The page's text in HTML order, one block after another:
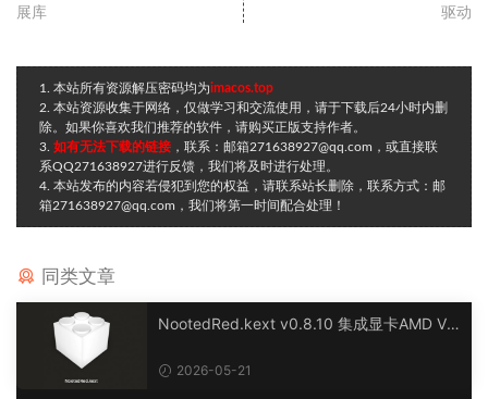
展库
驱动
1. 本站所有资源解压密码均为imacos.top
2. 本站资源收集于网络，仅做学习和交流使用，请于下载后24小时内删
除。如果你喜欢我们推荐的软件，请购买正版支持作者。
3. 如有无法下载的链接 ，联系：邮箱271638927@qq.com，或直接联
系QQ271638927进行反馈，我们将及时进行处理。
4. 本站发布的内容若侵犯到您的权益，请联系站长删除，联系方式：邮
箱271638927@qq.com，我们将第一时间配合处理！
同类文章
NootedRed.kext v0.8.10 集成显卡AMD Ve
2026-05-21